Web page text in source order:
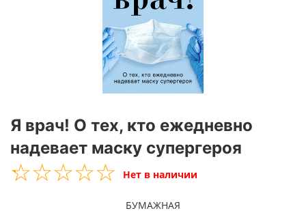
Я врач! О тех, кто ежедневно
надевает маску супергероя
☆☆☆☆☆
★★★★★ Нет в наличии
БУМАЖНАЯ